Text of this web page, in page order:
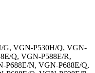
G, VGN-P530H/Q, VGN-
Q, VGN-P588E/R,
P688E/N, VGN-P688E/Q,